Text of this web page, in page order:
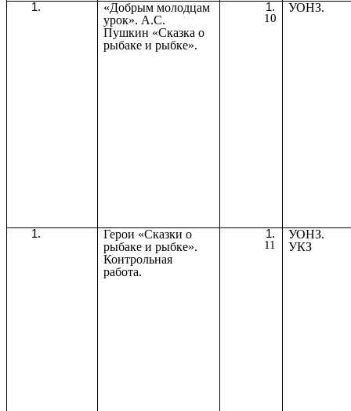
«Добрым молодцам
урок». А.С.
Пушкин «Сказка о
рыбаке и рыбке».
10
УОНЗ.
Герои «Сказки о
рыбаке и рыбке».
Контрольная
работа.
11
УОНЗ.
УКЗ